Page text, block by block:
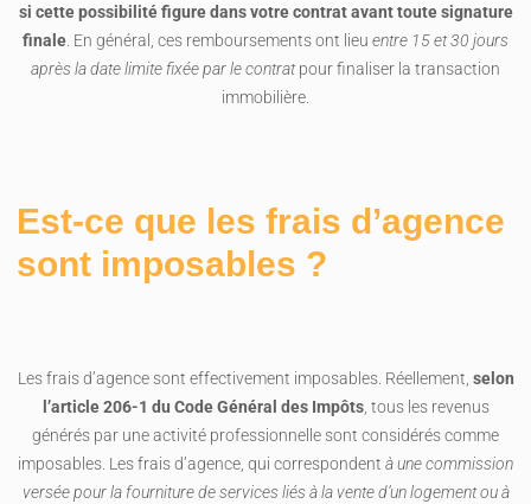
si cette possibilité figure dans votre contrat avant toute signature
finale. En général, ces remboursements ont lieu entre 15 et 30 jours
après la date limite fixée par le contratpour finaliser la transaction
immobilière.
Est-ce que les frais d’agence
sont imposables ?
Les frais d’agence sont effectivement imposables. Réellement, selon
l’article 206-1 du Code Général des Impôts, tous les revenus
générés par une activité professionnelle sont considérés comme
imposables. Les frais d’agence, qui correspondent à une commission
versée pour la fourniture de services liés à la vente d’un logement ou à